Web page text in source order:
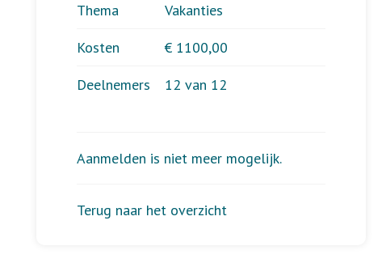
Thema
Vakanties
Kosten
€ 1100,00
Deelnemers
12 van 12
Aanmelden is niet meer mogelijk.
Terug naar het overzicht